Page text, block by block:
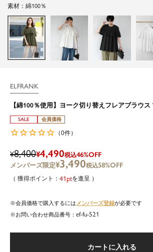
素材：綿100％
ELFRANK
【綿100％使用】ヨーク切り替えフレアブラウス
SALE 会員価格
（0件）
¥8,400¥4,490税込46%OFF
¥3,490税込58%OFF
41 を進呈
会員価格で購入するには メンバーズ登録が必要です
商品番号
ef-fu-521
カートに入れる